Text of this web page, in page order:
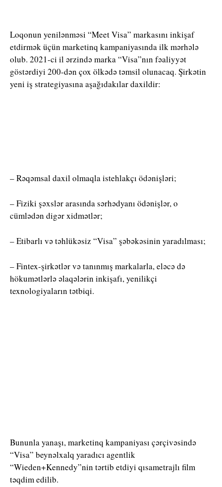
Loqonun yenilənməsi “Meet Visa” markasını inkişaf
etdirmək üçün marketinq kampaniyasında ilk mərhələ
olub. 2021-ci il ərzində marka “Visa”nın fəaliyyət
göstərdiyi 200-dən çox ölkədə təmsil olunacaq. Şirkətin
yeni iş strategiyasına aşağıdakılar daxildir:
– Rəqəmsal daxil olmaqla istehlakçı ödənişləri;
– Fiziki şəxslər arasında sərhədyanı ödənişlər, o
cümlədən digər xidmətlər;
– Etibarlı və təhlükəsiz “Visa” şəbəkəsinin yaradılması;
– Fintex-şirkətlər və tanınmış markalarla, eləcə də
hökumətlərlə əlaqələrin inkişafı, yenilikçi
texnologiyaların tətbiqi.
Bununla yanaşı, marketinq kampaniyası çərçivəsində
“Visa” beynəlxalq yaradıcı agentlik
“Wieden+Kennedy”nin tərtib etdiyi qısametrajlı film
təqdim edilib.